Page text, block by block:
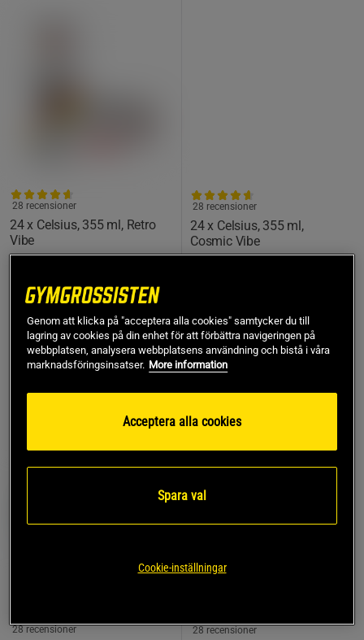
24 x Celsius, 355 ml, Retro
Vibe
28 recensioner
489 kr
600 kr Köp
24 x Celsius, 355 ml,
Cosmic Vibe
28 recensioner
489 kr
600 kr
28 recensioner
+ 6 varianter
28 recensioner
Genom att klicka på "acceptera alla cookies" samtycker du till
lagring av cookies på din enhet för att förbättra navigeringen på
webbplatsen, analysera webbplatsens användning och bistå i våra
marknadsföringsinsatser. More information
Acceptera alla cookies
Spara val
Cookie-inställningar